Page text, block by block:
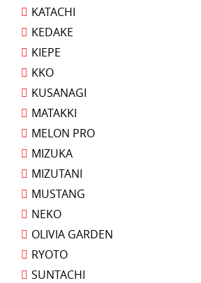
KATACHI
KEDAKE
KIEPE
KKO
KUSANAGI
MATAKKI
MELON PRO
MIZUKA
MIZUTANI
MUSTANG
NEKO
OLIVIA GARDEN
RYOTO
SUNTACHI